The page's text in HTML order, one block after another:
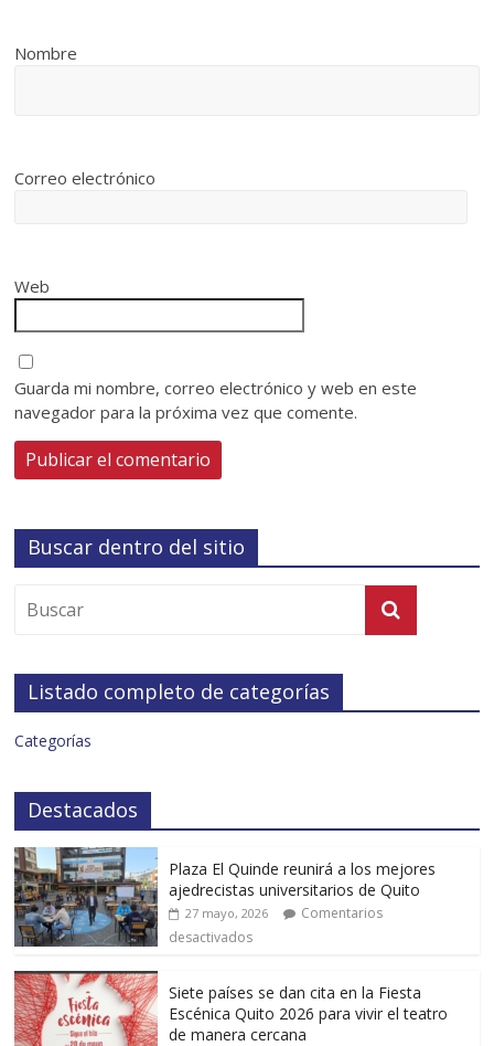
Nombre
Correo electrónico
Web
Guarda mi nombre, correo electrónico y web en este
navegador para la próxima vez que comente.
Buscar dentro del sitio
Listado completo de categorías
Categorías
Destacados
Plaza El Quinde reunirá a los mejores
ajedrecistas universitarios de Quito
27 mayo, 2026
Comentarios
desactivados
Siete países se dan cita en la Fiesta
Escénica Quito 2026 para vivir el teatro
de manera cercana